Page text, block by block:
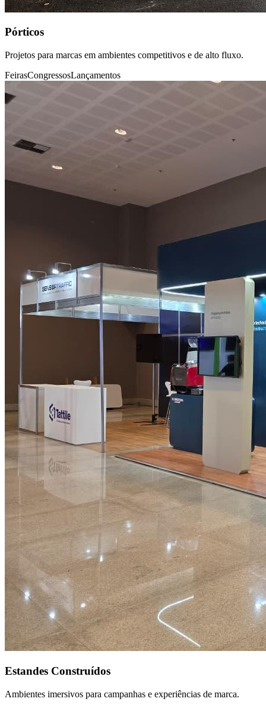
Pórticos
Projetos para marcas em ambientes competitivos e de alto fluxo.
FeirasCongressosLançamentos
Estandes Construídos
Ambientes imersivos para campanhas e experiências de marca.